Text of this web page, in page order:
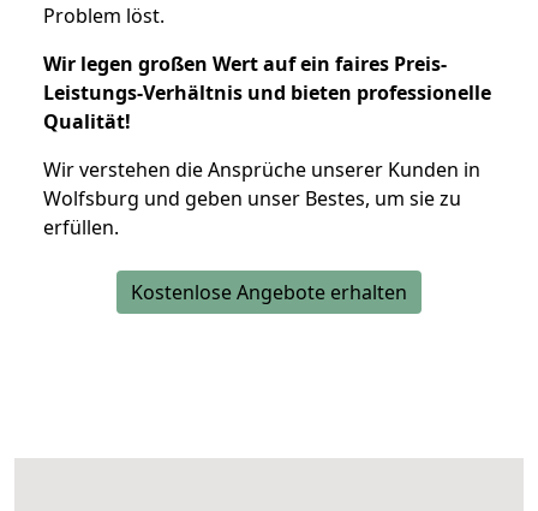
Problem löst.
Wir legen großen Wert auf ein faires Preis-
Leistungs-Verhältnis und bieten professionelle
Qualität!
Wir verstehen die Ansprüche unserer Kunden in
Wolfsburg und geben unser Bestes, um sie zu
erfüllen.
Kostenlose Angebote erhalten